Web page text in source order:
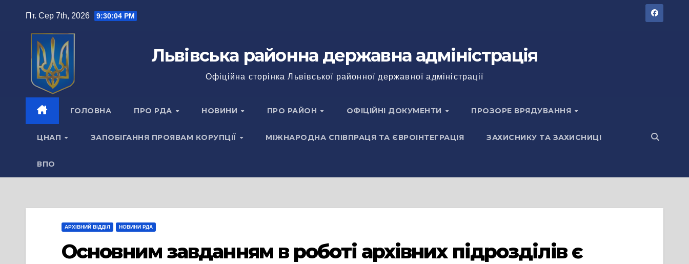
Пт. Сер 7th, 2026 9:30:04 PM
Львівська районна державна адміністрація
Офіційна сторінка Львівської районної державної адміністрації
ГОЛОВНА ПРО РДА НОВИНИ ПРО РАЙОН ОФІЦІЙНІ ДОКУМЕНТИ ПРОЗОРЕ ВРЯДУВАННЯ
ЦНАП ЗАПОБІГАННЯ ПРОЯВАМ КОРУПЦІЇ МІЖНАРОДНА СПІВПРАЦЯ ТА ЄВРОІНТЕГРАЦІЯ ЗАХИСНИКУ ТА ЗАХИСНИЦІ
ВПО
АРХІВНИЙ ВІДДІЛ НОВИНИ РДА
Основним завданням в роботі архівних підрозділів є